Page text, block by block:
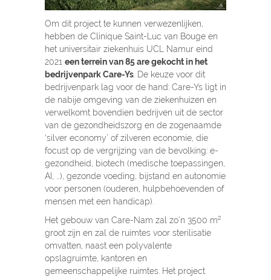
Om dit project te kunnen verwezenlijken,
hebben de Clinique Saint-Luc van Bouge en
het universitair ziekenhuis UCL Namur eind
2021 een terrein van 85 are gekocht in het
bedrijvenpark Care-Ys . De keuze voor dit
bedrijvenpark lag voor de hand: Care-Ys ligt in
de nabije omgeving van de ziekenhuizen en
verwelkomt bovendien bedrijven uit de sector
van de gezondheidszorg en de zogenaamde
‘silver economy’ of zilveren economie, die
focust op de vergrijzing van de bevolking: e-
gezondheid, biotech (medische toepassingen,
AI, …), gezonde voeding, bijstand en autonomie
voor personen (ouderen, hulpbehoevenden of
mensen met een handicap).
Het gebouw van Care-Nam zal zo’n 3500 m²
groot zijn en zal de ruimtes voor sterilisatie
omvatten, naast een polyvalente
opslagruimte, kantoren en
gemeenschappelijke ruimtes. Het project